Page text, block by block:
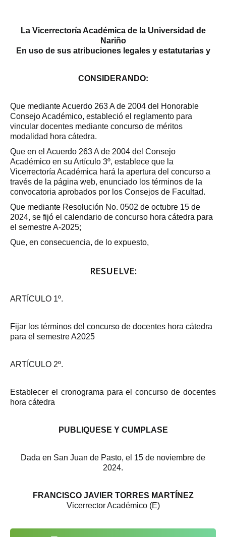
La Vicerrectoría Académica de la Universidad de
Nariño
En uso de sus atribuciones legales y estatutarias y
CONSIDERANDO:
Que mediante Acuerdo 263 A de 2004 del Honorable
Consejo Académico, estableció el reglamento para
vincular docentes mediante concurso de méritos
modalidad hora cátedra.
Que en el Acuerdo 263 A de 2004 del Consejo
Académico en su Artículo 3º, establece que la
Vicerrectoría Académica hará la apertura del concurso a
través de la página web, enunciado los términos de la
convocatoria aprobados por los Consejos de Facultad.
Que mediante Resolución No. 0502 de octubre 15 de
2024, se fijó el calendario de concurso hora cátedra para
el semestre A-2025;
Que, en consecuencia, de lo expuesto,
RESUELVE:
ARTÍCULO 1º.
Fijar los términos del concurso de docentes hora cátedra
para el semestre A2025
ARTÍCULO 2º.
Establecer el cronograma para el concurso de docentes
hora cátedra
PUBLIQUESE Y CUMPLASE
Dada en San Juan de Pasto, el 15 de noviembre de
2024.
FRANCISCO JAVIER TORRES MARTÍNEZ
Vicerrector Académico (E)